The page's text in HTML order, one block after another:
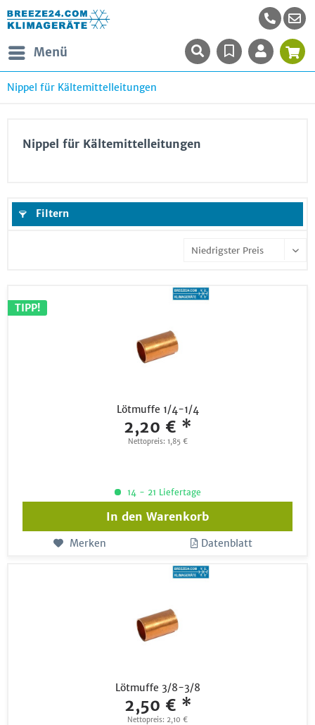
Menü
Nippel für Kältemittelleitungen
Nippel für Kältemittelleitungen
Filtern
TIPP!
Lötmuffe 1/4-1/4
2,20 € *
Nettopreis: 1,85 €
14 - 21 Liefertage
In den Warenkorb
Merken Datenblatt
Lötmuffe 3/8-3/8
2,50 € *
Nettopreis: 2,10 €